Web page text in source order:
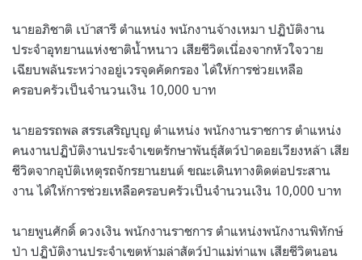
นายอภิชาติ เบ้าสารี ตำแหน่ง พนักงานจ้างเหมา ปฏิบัติงาน
ประจำอุทยานแห่งชาติน้ำหนาว เสียชีวิตเนื่องจากหัวใจวาย
เฉียบพลันระหว่างอยู่เวรจุดคัดกรอง ได้ให้การช่วยเหลือ
ครอบครัวเป็นจำนวนเงิน 10,000 บาท
นายอรรถพล สรรเสริญบุญ ตำแหน่ง พนักงานราชการ ตำแหน่ง
คนงานปฏิบัติงานประจำเขตรักษาพันธุ์สัตว์ป่าดอยเวียงหล้า เสีย
ชีวิตจากอุบัติเหตุรถจักรยานยนต์ ขณะเดินทางติดต่อประสาน
งาน ได้ให้การช่วยเหลือครอบครัวเป็นจำนวนเงิน 10,000 บาท
นายพูนศักดิ์ ดวงเงิน พนักงานราชการ ตำแหน่งพนักงานพิทักษ์
ป่า ปฏิบัติงานประจำเขตห้ามล่าสัตว์ป่าแม่ท่าแพ เสียชีวิตนอน